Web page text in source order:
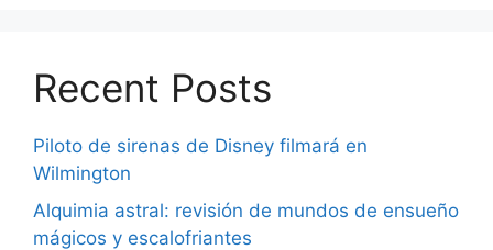
Recent Posts
Piloto de sirenas de Disney filmará en
Wilmington
Alquimia astral: revisión de mundos de ensueño
mágicos y escalofriantes